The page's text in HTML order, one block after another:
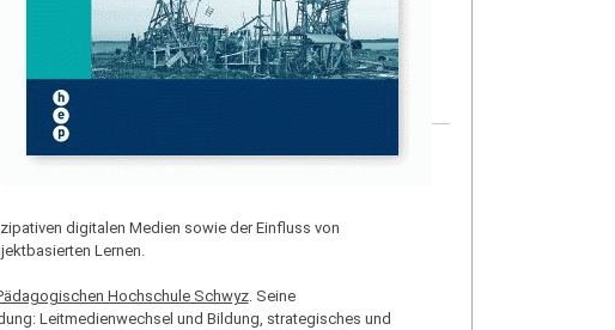
digitalen Medien sowie der Einfluss von
Lernen.
Hochschule Schwyz. Seine
Leitmedienwechsel und Bildung, strategisches und